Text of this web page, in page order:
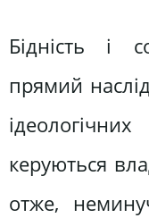
Бідність і
прямий
керуються
отже,